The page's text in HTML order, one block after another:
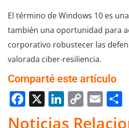
El término de Windows 10 es
también una oportunidad para
corporativo robustecer las
valorada ciber-resiliencia.
Comparté este artículo
Facebook
X LinkedIn
Copy
Link
Noticias